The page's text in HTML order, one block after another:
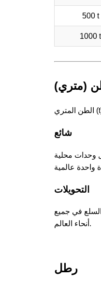
500 t
1000 t
(متري)
شائع
وحدات محلية
التحويلات
في جميع
أنحاء العالم.
رطل